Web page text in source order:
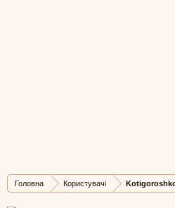
Головна Користувачі
Дописів
11
Карма
2 1